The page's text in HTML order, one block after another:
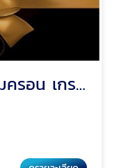
คิงเทป เหนียวสุด 53 ไมครอน เกรดพรีเมียม